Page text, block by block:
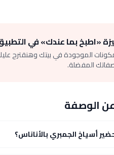
«اطبخ بما عندك» في
الموجودة في بيتك وهنقترح
المفضلة.
الوصفة
أسياخ الجمبري بالأناناس؟